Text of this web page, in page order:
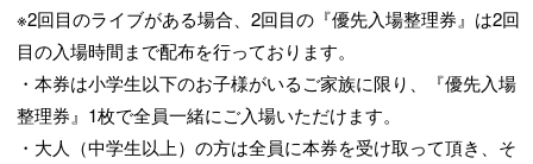
※2回目のライブがある場合、2回目の『優先入場整理券』は2回
目の入場時間まで配布を行っております。
・本券は小学生以下のお子様がいるご家族に限り、『優先入場
整理券』1枚で全員一緒にご入場いただけます。
・大人（中学生以上）の方は全員に本券を受け取って頂き、そ